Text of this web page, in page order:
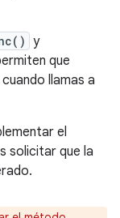
y
que
llamas a
el
solicitar que la